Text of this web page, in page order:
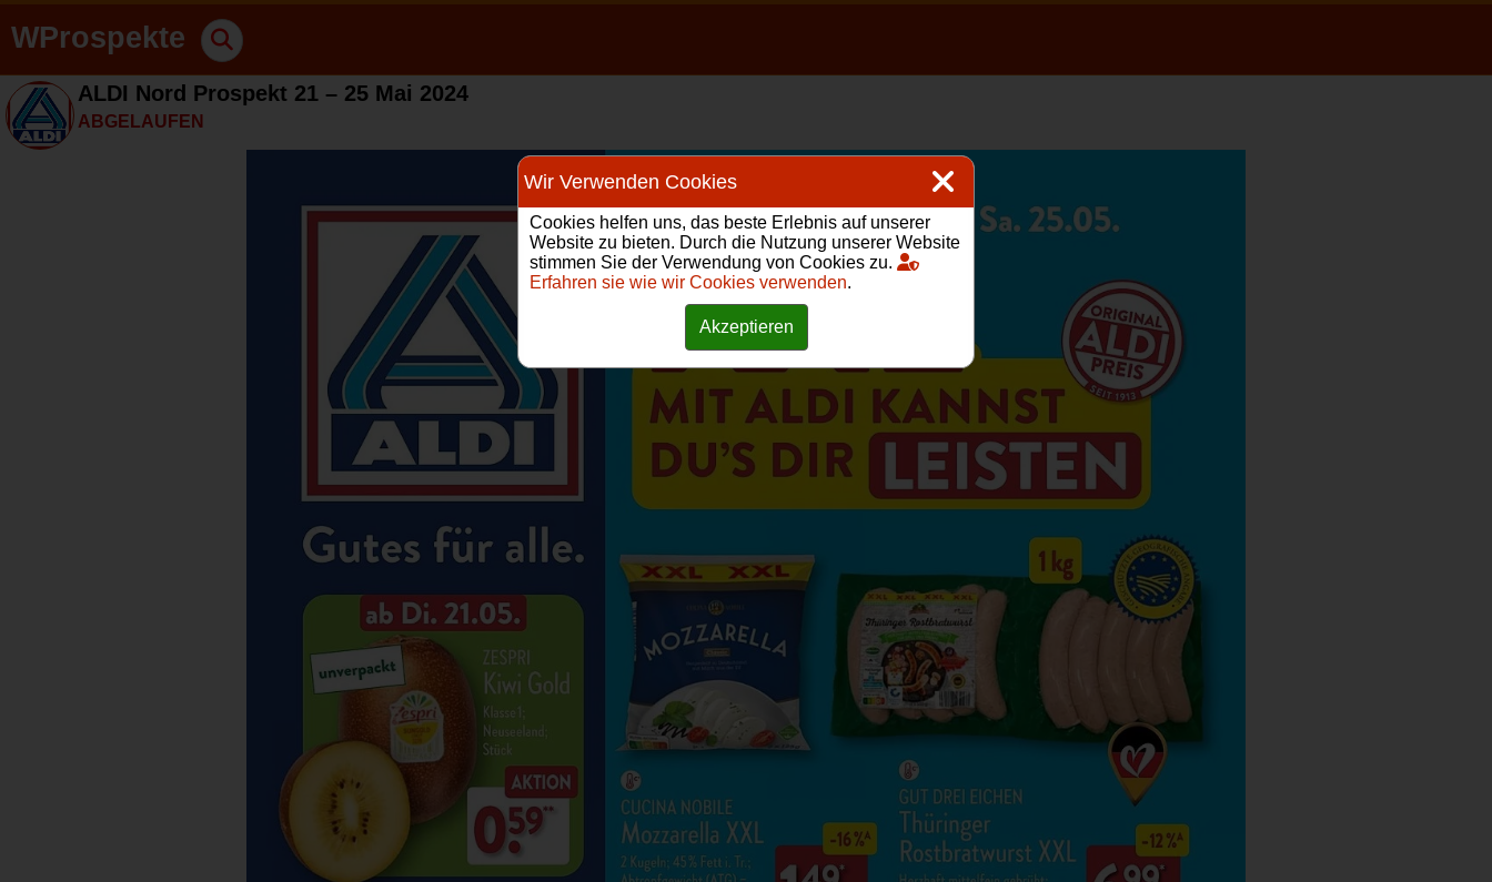
WProspekte
ALDI Nord Prospekt 21 – 25 Mai 2024
ABGELAUFEN
Wir Verwenden Cookies
Cookies helfen uns, das beste Erlebnis auf unserer
Website zu bieten. Durch die Nutzung unserer Website
stimmen Sie der Verwendung von Cookies zu.
Erfahren sie wie wir Cookies verwenden.
Akzeptieren